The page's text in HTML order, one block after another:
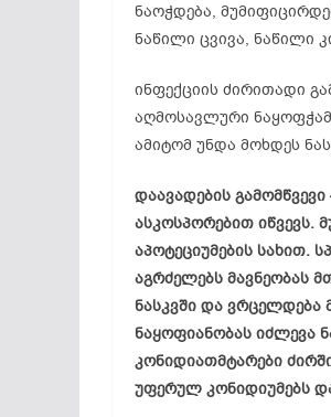
ნაოჭდება,
ნაწილი ცვივა, ნაწილი
ინფექციის ძირითადი
აღმოსავლური
ამიტომ უნდა მოხდეს
დაავადების
ასკოსპორებით იწვევს.
აპოტეციუმების სახით.
აგრძელებს მავნეობას
ნასკვში და
ნაყოფიანობას იძლევა
კონიდიათმტარები
უფერულ კონიდიუმებს